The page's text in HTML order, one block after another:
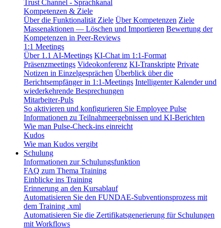
Trust Channel - Sprachkanal
Kompetenzen & Ziele
Über die Funktionalität Ziele Über Kompetenzen Ziele
Massenaktionen — Löschen und Importieren Bewertung der
Kompetenzen in Peer-Reviews
1:1 Meetings
Über 1.1 AI-Meetings KI-Chat im 1:1-Format
Präsenzmeetings Videokonferenz KI-Transkripte Private
Notizen in Einzelgesprächen Überblick über die
Berichtsempfänger in 1:1-Meetings Intelligenter Kalender und
wiederkehrende Besprechungen
Mitarbeiter-Puls
So aktivieren und konfigurieren Sie Employee Pulse
Informationen zu Teilnahmeergebnissen und KI-Berichten
Wie man Pulse-Check-ins einreicht
Kudos
Wie man Kudos vergibt
Schulung
Informationen zur Schulungsfunktion
FAQ zum Thema Training
Einblicke ins Training
Erinnerung an den Kursablauf
Automatisieren Sie den FUNDAE-Subventionsprozess mit
dem Training .xml
Automatisieren Sie die Zertifikatsgenerierung für Schulungen
mit Workflows